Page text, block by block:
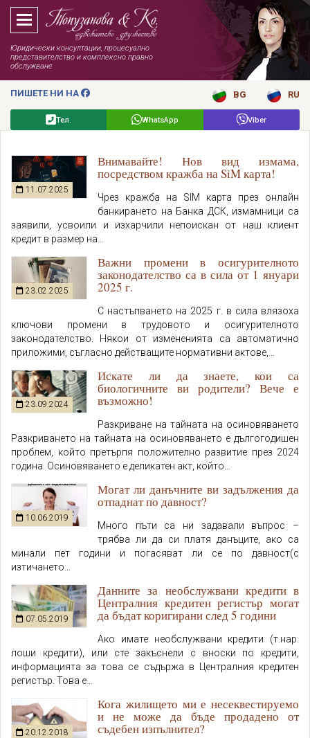
Юридически консултации, процесуално
представителство и комплексно правно
обслужване
ПИШЕТЕ НИ НА BG RU
Тел. WhatsApp Viber
11.07.2025
Внимавайте! Нов вид измама,
посредством кражба на SiM карта!
Чрез кражба на SIM карта през онлайн
банкирането на Банка ДСК, измамници са
заявили, усвоили и изхарчили непоискан от наш клиент
кредит в размер на…
23.02.2025
Важни промени в осигурителното
законодателство са в сила от 1 януари
2025 г.
С настъпването на 2025 г. в сила влязоха
ключови промени в трудовото и осигурителното
законодателство. Някои от измененията са автоматично
приложими, съгласно действащите нормативни актове,…
23.09.2024
Искате ли да знаете, кои са
биологичните ви родители? Вече е
възможно!
Разкриване на тайната на осиновяването
Разкриването на тайната на осиновяването е дългогодишен
проблем, който претърпя положително развитие през 2024
година. Осиновяването е деликатен акт, който…
10.06.2019
Могат ли данъчните ви задължения да
отпаднат по давност?
Много пъти са ни задавали въпрос –
трябва ли да си платя данъците, ако са
минали пет години и погасяват ли се по давност(с
изтичането…
07.05.2019
Данните за необслужвани кредити в
Централния кредитен регистър могат
да бъдат коригирани след 5 години
Ако имате необслужвани кредити (т.нар.
лоши кредити), или сте закъснели с вноски по кредити,
информацията за това се съдържа в Централния кредитен
регистър. Това е…
20.12.2018
Кога жилището ми е несеквестируемо
и не може да бъде продадено от
съдебен изпълнител?